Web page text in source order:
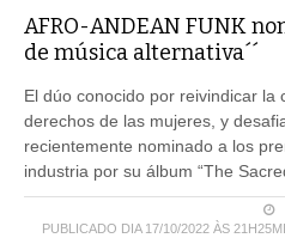
AFRO-ANDEAN FUNK
de música alternativa´´
El dúo conocido por reivindicar
derechos de las mujeres, y
recientemente nominado a los
industria por su álbum “The
PUBLICADO DIA 17/10/2022 ÀS